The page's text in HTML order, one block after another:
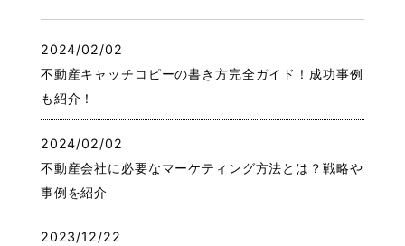
2024/02/02
不動産キャッチコピーの書き方完全ガイド！成功事例
も紹介！
2024/02/02
不動産会社に必要なマーケティング方法とは？戦略や
事例を紹介
2023/12/22